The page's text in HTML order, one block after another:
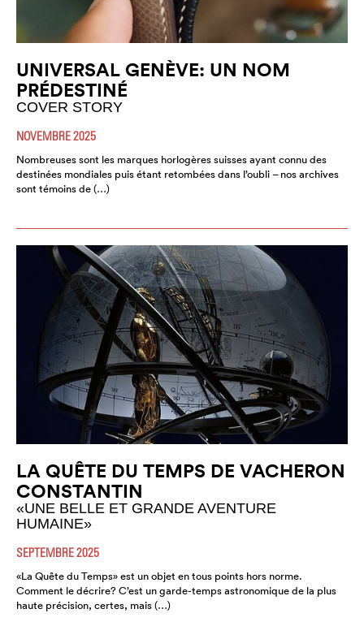
UNIVERSAL GENÈVE: UN NOM
PRÉDESTINÉ
COVER STORY
NOVEMBRE 2025
Nombreuses sont les marques horlogères suisses ayant connu des
destinées mondiales puis étant retombées dans l’oubli – nos archives
sont témoins de (…)
LA QUÊTE DU TEMPS DE VACHERON
CONSTANTIN
«UNE BELLE ET GRANDE AVENTURE
HUMAINE»
SEPTEMBRE 2025
«La Quête du Temps» est un objet en tous points hors norme.
Comment le décrire? C’est un garde-temps astronomique de la plus
haute précision, certes, mais (…)